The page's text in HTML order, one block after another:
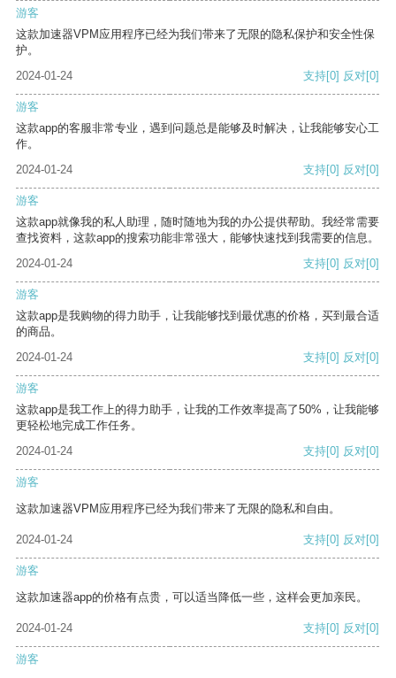
游客
这款加速器VPM应用程序已经为我们带来了无限的隐私保护和安全性保
护。
2024-01-24
支持[0] 反对[0]
游客
这款app的客服非常专业，遇到问题总是能够及时解决，让我能够安心工
作。
2024-01-24
支持[0] 反对[0]
游客
这款app就像我的私人助理，随时随地为我的办公提供帮助。我经常需要
查找资料，这款app的搜索功能非常强大，能够快速找到我需要的信息。
2024-01-24
支持[0] 反对[0]
游客
这款app是我购物的得力助手，让我能够找到最优惠的价格，买到最合适
的商品。
2024-01-24
支持[0] 反对[0]
游客
这款app是我工作上的得力助手，让我的工作效率提高了50%，让我能够
更轻松地完成工作任务。
2024-01-24
支持[0] 反对[0]
游客
这款加速器VPM应用程序已经为我们带来了无限的隐私和自由。
2024-01-24 支持[0] 反对[0]
游客
这款加速器app的价格有点贵，可以适当降低一些，这样会更加亲民。
2024-01-24 支持[0] 反对[0]
游客